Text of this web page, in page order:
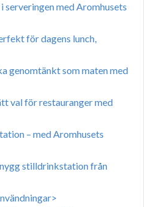
med Aromhusets
för dagens lunch,
genomtänkt som maten med
val för restauranger med
– med Aromhusets
stilldrinkstation från